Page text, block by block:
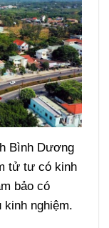
Bình Dương
tử tư có kinh
bảo có
nghiệm.